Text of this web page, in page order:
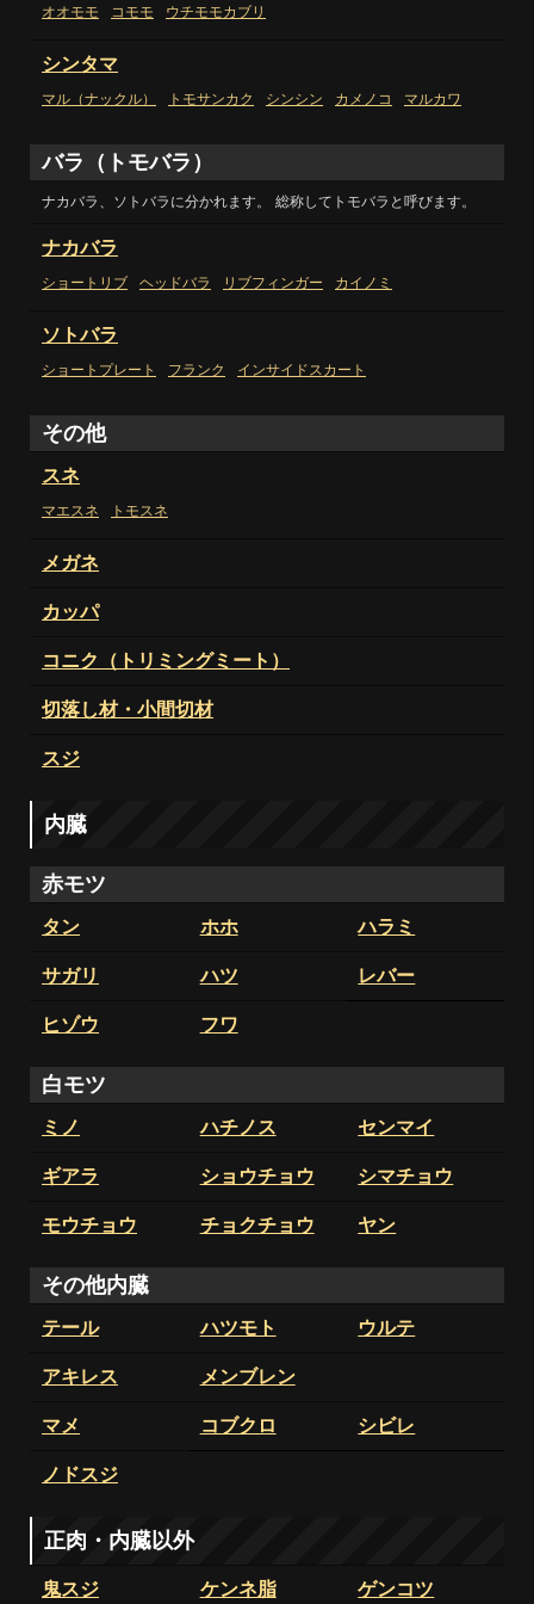
オオモモ コモモ ウチモモカブリ
シンタマ
マル（ナックル） トモサンカク シンシン カメノコ マルカワ
バラ（トモバラ）
ナカバラ、ソトバラに分かれます。 総称してトモバラと呼びます。
ナカバラ
ショートリブ ヘッドバラ リブフィンガー カイノミ
ソトバラ
ショートプレート フランク インサイドスカート
その他
スネ
マエスネ トモスネ
メガネ
カッパ
コニク（トリミングミート）
切落し材・小間切材
スジ
内臓
赤モツ
タン ホホ ハラミ
サガリ ハツ レバー
ヒゾウ フワ
白モツ
ミノ ハチノス センマイ
ギアラ ショウチョウ シマチョウ
モウチョウ チョクチョウ ヤン
その他内臓
テール ハツモト ウルテ
アキレス メンブレン
マメ コブクロ シビレ
ノドスジ
正肉・内臓以外
鬼スジ ケンネ脂 ゲンコツ